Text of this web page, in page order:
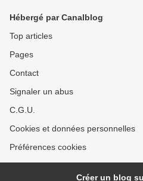
Hébergé par Canalblog
Top articles
Pages
Contact
Signaler un abus
C.G.U.
Cookies et données personnelles
Préférences cookies
Créer un blog